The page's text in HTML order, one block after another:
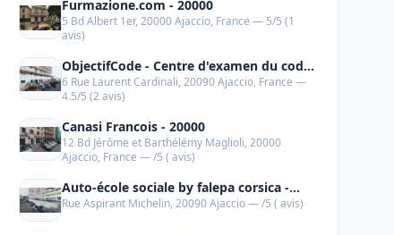
Furmazione.com - 20000
5 Bd Albert 1er, 20000 Ajaccio, France — 5/5 (1
avis)
ObjectifCode - Centre d'examen du code
de la route Ajaccio - 20090
6 Rue Laurent Cardinali, 20090 Ajaccio, France —
4.5/5 (2 avis)
Canasi Francois - 20000
12 Bd Jérôme et Barthélémy Maglioli, 20000
Ajaccio, France — /5 ( avis)
Auto-école sociale by falepa corsica -
20090
Rue Aspirant Michelin, 20090 Ajaccio — /5 ( avis)